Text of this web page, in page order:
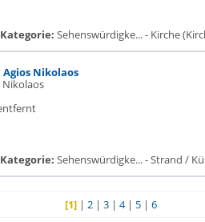
Kategorie: Sehenswürdigke... - Kirche
Nikolaos
Nikolaos
Kategorie: Sehenswürdigke... - Strand /
[1] |2 |3 |4| 5 |6